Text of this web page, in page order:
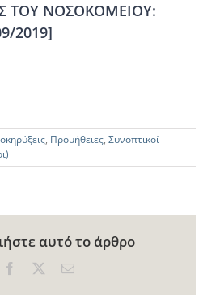
ΤΟΥ ΝΟΣΟΚΟΜΕΙΟΥ:
2019]
, Προμήθειες, Συνοπτικοί
αυτό το άρθρο
Facebook Email